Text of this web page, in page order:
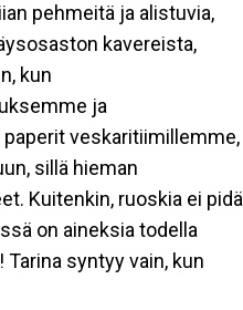
pehmeitä ja alistuvia,
kavereista,
kun
ja
veskaritiimillemme,
sillä hieman
Kuitenkin, ruoskia ei pidä
on aineksia todella
syntyy vain, kun